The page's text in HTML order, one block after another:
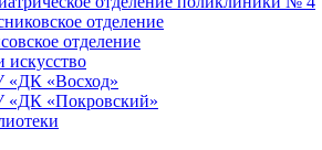
отделение
отделение
искусство
«Восход»
«Покровский»